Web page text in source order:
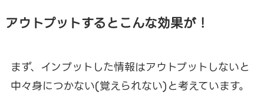
アウトプットするとこんな効果が！
まず、インプットした情報はアウトプットしないと
中々身につかない(覚えられない)と考えています。